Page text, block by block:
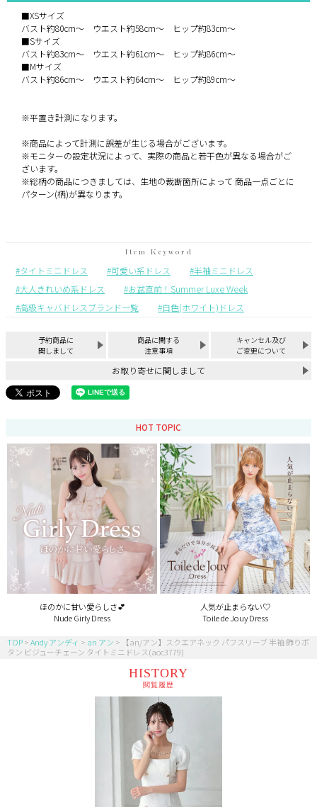
■XSサイズ
バスト約80cm〜 ウエスト約58cm〜 ヒップ約83cm〜
■Sサイズ
バスト約83cm〜 ウエスト約61cm〜 ヒップ約86cm〜
■Mサイズ
バスト約86cm〜 ウエスト約64cm〜 ヒップ約89cm〜
※平置き計測になります。
※商品によって計測に誤差が生じる場合がございます。
※モニターの設定状況によって、実際の商品と若干色が異なる場合がご
ざいます。
※総柄の商品につきましては、生地の裁断箇所によって 商品一点ごとに
パターン(柄)が異なります。
タイトミニドレス 可愛い系ドレス
半袖ミニドレス
大人きれいめ系ドレス
お盆直前！Summer Luxe Week
高級キャバドレスブランド一覧
白色(ホワイト)ドレス
予約商品に
関しまして
商品に関する
注意事項
キャンセル及び
ご変更について
お取り寄せに関しまして
HOT TOPIC
ほのかに甘い愛らしさ💕
Nude Girly Dress
人気が止まらない♡
Toile de Jouy Dress
TOP Andy アンディ an アン
【an/アン】スクエアネック パフスリーブ 半袖 飾りボ
タン ビジューチェーン タイトミニドレス(aoc3779)
HISTORY
閲覧履歴